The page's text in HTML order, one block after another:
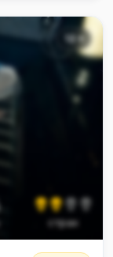
12 +
страх